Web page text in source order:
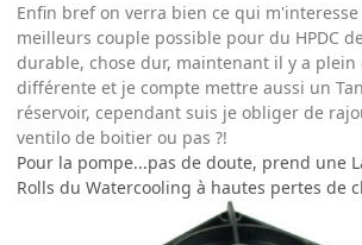
Enfin bref on verra bien ce qui m'interesse
meilleurs couple possible pour du HPDC
durable, chose dur, maintenant il y a plein
différente et je compte mettre aussi un
réservoir, cependant suis je obliger de
ventilo de boitier ou pas ?!
Pour la pompe...pas de doute, prend une
Rolls du Watercooling à hautes pertes de